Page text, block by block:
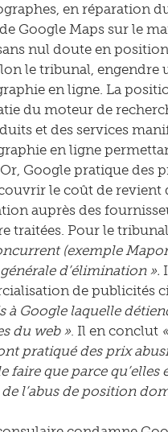
en réparation
Google Maps sur le
nul doute en
le tribunal, engendre
en ligne. La
du moteur de
et des services
en ligne
Google pratique des
le coût de revient
auprès des
traitées. Pour le
(exemple
d’élimination ».
de publicités
Google laquelle
du web ». Il en conclut
pratiqué des prix
faire que parce
l’abus de position